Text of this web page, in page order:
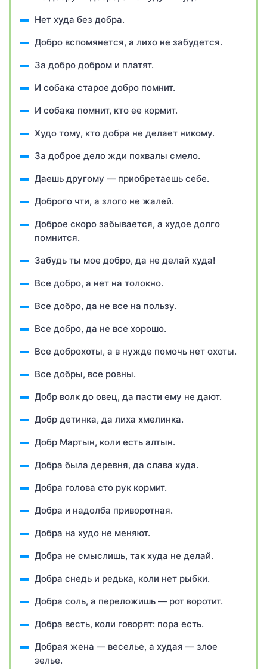
Нет худа без добра.
Добро вспомянется, а лихо не забудется.
За добро добром и платят.
И собака старое добро помнит.
И собака помнит, кто ее кормит.
Худо тому, кто добра не делает никому.
За доброе дело жди похвалы смело.
Даешь другому — приобретаешь себе.
Доброго чти, а злого не жалей.
Доброе скоро забывается, а худое долго
помнится.
Забудь ты мое добро, да не делай худа!
Все добро, а нет на толокно.
Все добро, да не все на пользу.
Все добро, да не все хорошо.
Все доброхоты, а в нужде помочь нет охоты.
Все добры, все ровны.
Добр волк до овец, да пасти ему не дают.
Добр детинка, да лиха хмелинка.
Добр Мартын, коли есть алтын.
Добра была деревня, да слава худа.
Добра голова сто рук кормит.
Добра и надолба приворотная.
Добра на худо не меняют.
Добра не смыслишь, так худа не делай.
Добра снедь и редька, коли нет рыбки.
Добра соль, а переложишь — рот воротит.
Добра весть, коли говорят: пора есть.
Добрая жена — веселье, а худая — злое
зелье.